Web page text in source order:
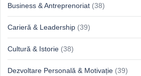
Business & Antreprenoriat (38)
Carieră & Leadership (39)
Cultură & Istorie (38)
Dezvoltare Personală & Motivație (39)